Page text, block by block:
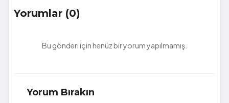
Yorumlar (0)
Bu gönderi için henüz bir yorum yapılmamış.
Yorum Bırakın